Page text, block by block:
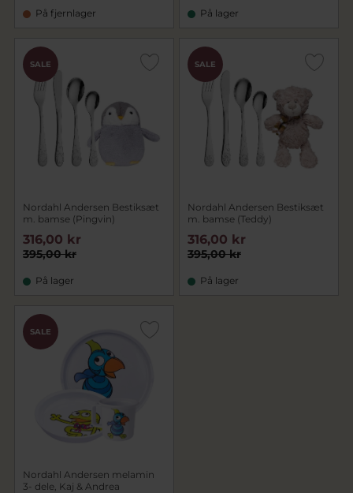
På fjernlager På lager
SALE
Nordahl Andersen Bestiksæt
m. bamse (Pingvin)
395,00 kr
316,00 kr
På lager
SALE
Nordahl Andersen Bestiksæt
m. bamse (Teddy)
395,00 kr
316,00 kr
På lager
SALE
Nordahl Andersen melamin
3- dele, Kaj & Andrea